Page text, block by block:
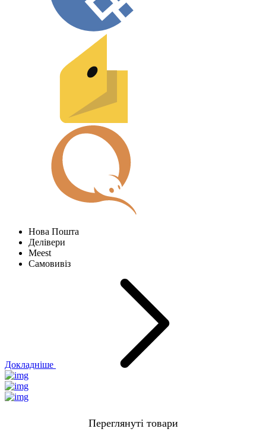
Нова Пошта
Делівери
Meest
Самовивіз
Докладніше
Переглянуті товари